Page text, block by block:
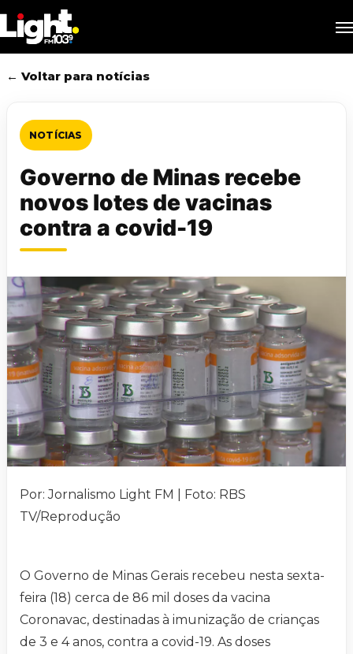
to
main
content
← Voltar para notícias
NOTÍCIAS
Governo de Minas recebe
novos lotes de vacinas
contra a covid-19
Por: Jornalismo Light FM | Foto: RBS
TV/Reprodução
O Governo de Minas Gerais recebeu nesta sexta-
feira (18) cerca de 86 mil doses da vacina
Coronavac, destinadas à imunização de crianças
de 3 e 4 anos, contra a covid-19. As doses